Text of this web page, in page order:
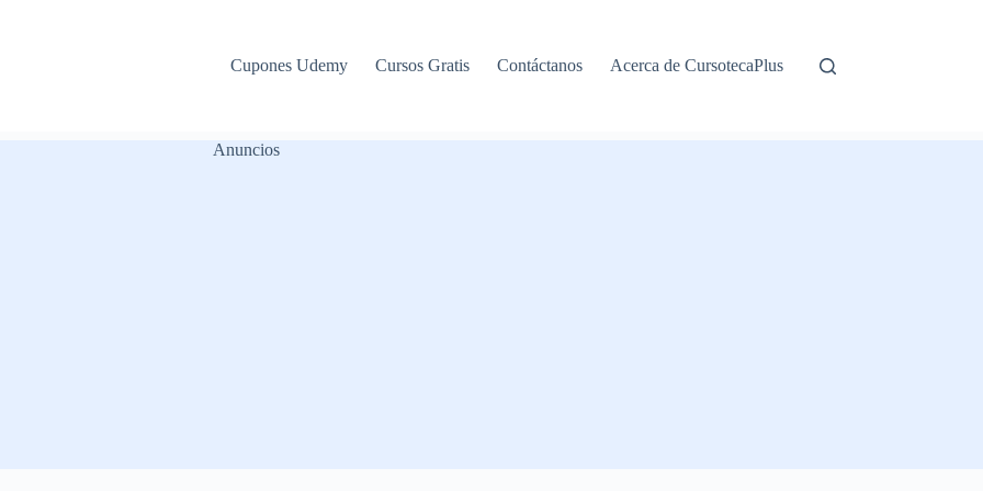
Cupones Udemy Cursos Gratis Contáctanos Acerca de CursotecaPlus
Anuncios